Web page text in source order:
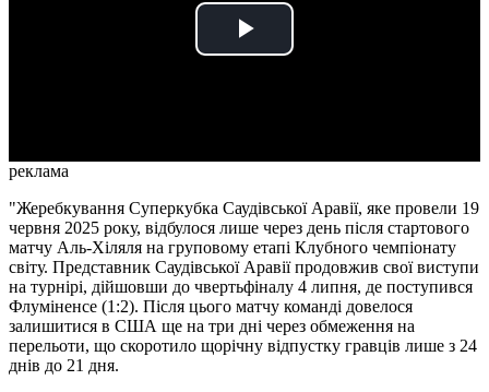
Play
реклама
"Жеребкування Суперкубка Саудівської Аравії, яке провели 19
червня 2025 року, відбулося лише через день після стартового
матчу Аль-Хіляля на груповому етапі Клубного чемпіонату
світу. Представник Саудівської Аравії продовжив свої виступи
на турнірі, дійшовши до чвертьфіналу 4 липня, де поступився
Флуміненсе (1:2). Після цього матчу команді довелося
залишитися в США ще на три дні через обмеження на
перельоти, що скоротило щорічну відпустку гравців лише з 24
днів до 21 дня.